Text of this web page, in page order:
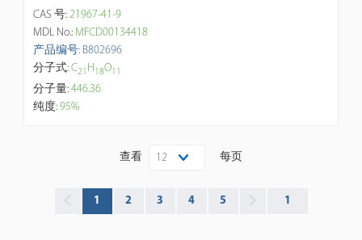
CAS 号:21967-41-9
MDL No.: MFCD00134418
产品编号: B802696
分子式:C21 H18O1 1
分子量:446.36
纯度:95%
查看 12 每页
1 2 3 4 5